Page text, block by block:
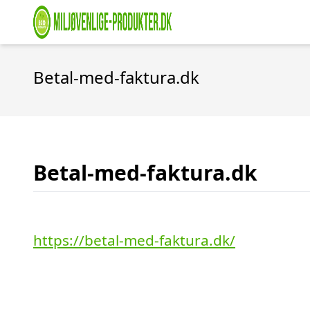
Betal-med-faktura.dk
Betal-med-faktura.dk
https://betal-med-faktura.dk/